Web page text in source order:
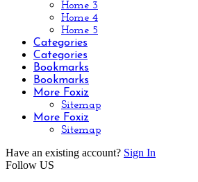
Home 3
Home 4
Home 5
Categories
Categories
Bookmarks
Bookmarks
More Foxiz
Sitemap
More Foxiz
Sitemap
Have an existing account? Sign In
Follow US